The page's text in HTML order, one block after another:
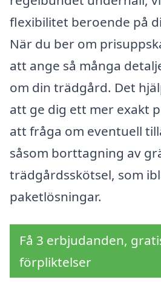
flexibilitet beroende på
När du ber om
att ange så många
om din trädgård. Det
att ge dig ett mer exakt
att fråga om eventuell
såsom borttagning av
trädgårdsskötsel, som
paketlösningar.
Få 3 erbjudanden,
förpliktelser